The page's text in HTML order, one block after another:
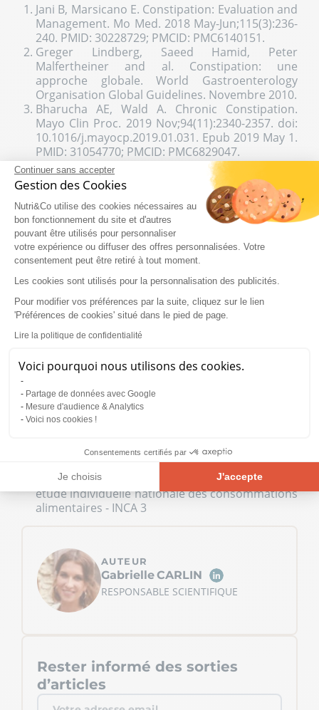
Continuer sans accepter
Gestion des Cookies
Nutri&Co utilise des cookies nécessaires au
bon fonctionnement du site et d'autres
pouvant être utilisés pour personnaliser
votre expérience ou diffuser des offres personnalisées. Votre
consentement peut être retiré à tout moment.
Les cookies sont utilisés pour la personnalisation des publicités.
Pour modifier vos préférences par la suite, cliquez sur le lien
'Préférences de cookies' situé dans le pied de page.
Lire la politique de confidentialité
Voici pourquoi nous utilisons des cookies.
Partage de données avec Google
Mesure d'audience & Analytics
Voici nos cookies !
Consentements certifiés par
Je choisis J'accepte
Axeptio consent
Plateforme de Gestion du Consentement : Personnalisez vos
Jani B, Marsicano E. Constipation: Evaluation and
Management. Mo Med. 2018 May-Jun;115(3):236-
240. PMID: 30228729; PMCID: PMC6140151.
Greger Lindberg, Saeed Hamid, Peter
Malfertheiner and al. Constipation: une
approche globale. World Gastroenterology
Organisation Global Guidelines. Novembre 2010.
Bharucha AE, Wald A. Chronic Constipation.
Mayo Clin Proc. 2019 Nov;94(11):2340-2357. doi:
10.1016/j.mayocp.2019.01.031. Epub 2019 May 1.
PMID: 31054770; PMCID: PMC6829047.
Bharucha AE, Lacy BE. Mechanisms, Evaluation,
and Management of Chronic Constipation.
Gastroenterology. 2020 Apr;158(5):1232-1249.e3.
doi: 10.1053/j.gastro.2019.12.034. Epub 2020 Jan
13. PMID: 31945360; PMCID: PMC7573977.
Holscher HD. Dietary fiber and prebiotics and
the gastrointestinal microbiota. Gut Microbes.
2017 Mar 4;8(2):172-184. doi:
10.1080/19490976.2017.1290756. Epub 2017 Feb
6. PMID: 28165863; PMCID: PMC5390821.
Lattimer JM, Haub MD. Effects of dietary fiber
and its components on metabolic health.
Nutrients. 2010 Dec;2(12):1266-89. doi:
22254008; PMCID: PMC3257631.
dietary fibre and FODMAP-restricted diet in the
management of constipation and irritable bowel
syndrome. Aliment Pharmacol Ther. 2015
2015 Apr 22. Erratum in: Aliment Pharmacol
Ther. 2015 Aug;42(4):490. PMID: 25903636.
AVIS et RAPPORT de l'Anses sur la troisième
étude individuelle nationale des consommations
alimentaires - INCA 3
AUTEUR
GabrielleCARLIN
RESPONSABLE SCIENTIFIQUE
Rester informé des sorties
d’articles